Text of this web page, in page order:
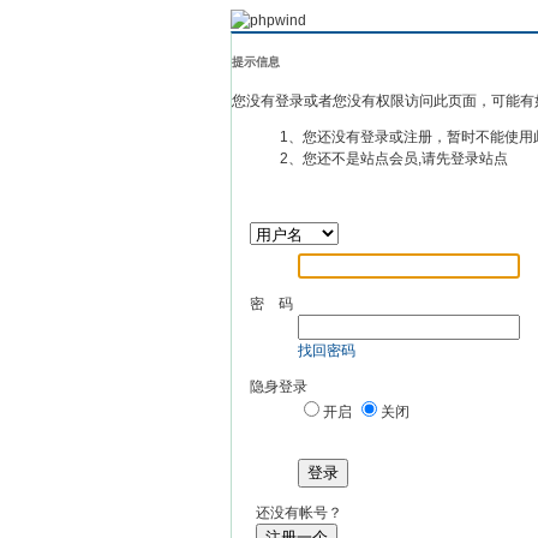
提示信息
您没有登录或者您没有权限访问此页面，可能有
1、您还没有登录或注册，暂时不能使用
2、您还不是站点会员,请先登录站点
密 码
找回密码
隐身登录
开启
关闭
登录
还没有帐号？